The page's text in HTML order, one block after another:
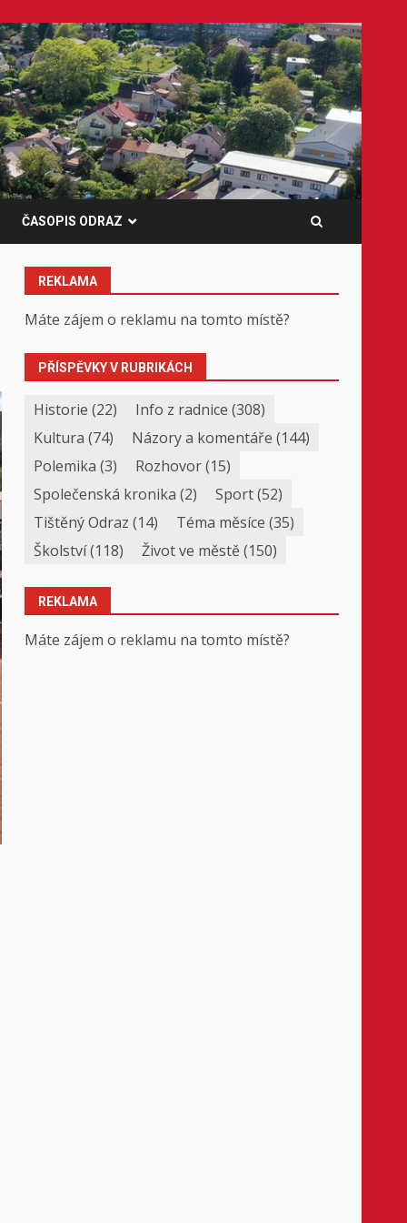
ČASOPIS ODRAZ
REKLAMA
Máte zájem o reklamu na tomto místě?
PŘÍSPĚVKY V RUBRIKÁCH
Historie (22) Info z radnice (308)
Kultura (74) Názory a komentáře (144)
Polemika (3) Rozhovor(15)
Společenská kronika (2) Sport(52)
Tištěný Odraz (14) Téma měsíce (35)
Školství(118) Život ve městě(150)
REKLAMA
Máte zájem o reklamu na tomto místě?